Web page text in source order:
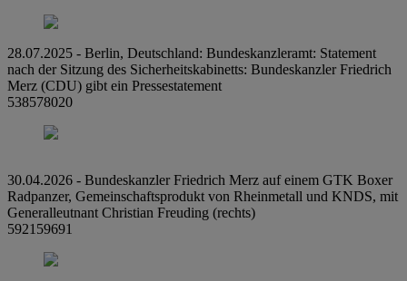
28.07.2025 - Berlin, Deutschland: Bundeskanzleramt: Statement
nach der Sitzung des Sicherheitskabinetts: Bundeskanzler Friedrich
Merz (CDU) gibt ein Pressestatement
538578020
30.04.2026 - Bundeskanzler Friedrich Merz auf einem GTK Boxer
Radpanzer, Gemeinschaftsprodukt von Rheinmetall und KNDS, mit
Generalleutnant Christian Freuding (rechts)
592159691